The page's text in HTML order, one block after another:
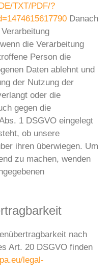
TXT/PDF/?
Danach
die Verarbeitung
Person die
Daten ablehnt und
der Nutzung der
oder die
gegen die
1 DSGVO eingelegt
ob unsere
ihren überwiegen. Um
zu machen, wenden
nach
Art. 20 DSGVO finden
legal-